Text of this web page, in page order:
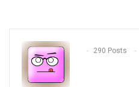
290 Posts